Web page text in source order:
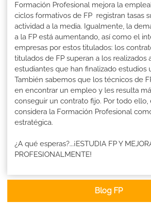
Formación Profesional mejora la
ciclos formativos de FP registran tasas
actividad a la media. Igualmente, la
a la FP está aumentando, así como el
empresas por estos titulados: los
titulados de FP superan a los realizados
estudiantes que han finalizado estudios
También sabemos que los técnicos de
en encontrar un empleo y les resulta
conseguir un contrato fijo. Por todo ello,
considera la Formación Profesional
estratégica.
¿A qué esperas?...¡ESTUDIA FP Y
PROFESIONALMENTE!
Blog FP